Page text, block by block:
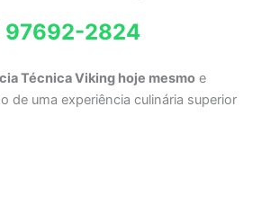
97692-2824
Técnica Viking hoje mesmo e
de uma experiência culinária superior